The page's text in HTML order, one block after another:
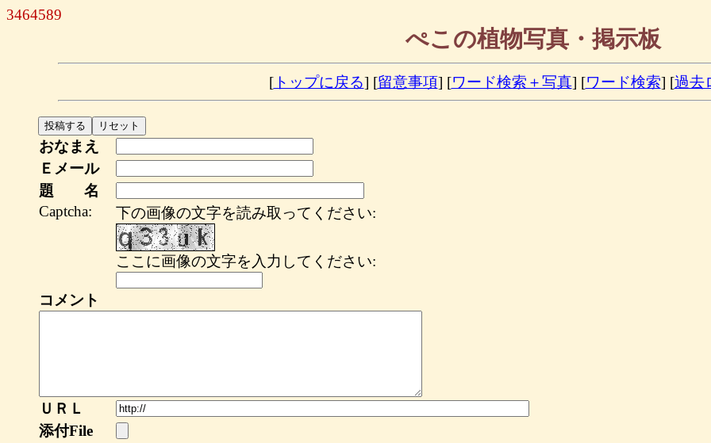
3464589
ぺこの植物写真・掲示板
[トップに戻る] [留意事項] [ワード検索＋写真] [ワード検索] [過去
おなまえ
Ｅメール
題 名
Captcha:
下の画像の文字を読み取ってください:
ここに画像の文字を入力してください:
コメント
ＵＲＬ
添付File